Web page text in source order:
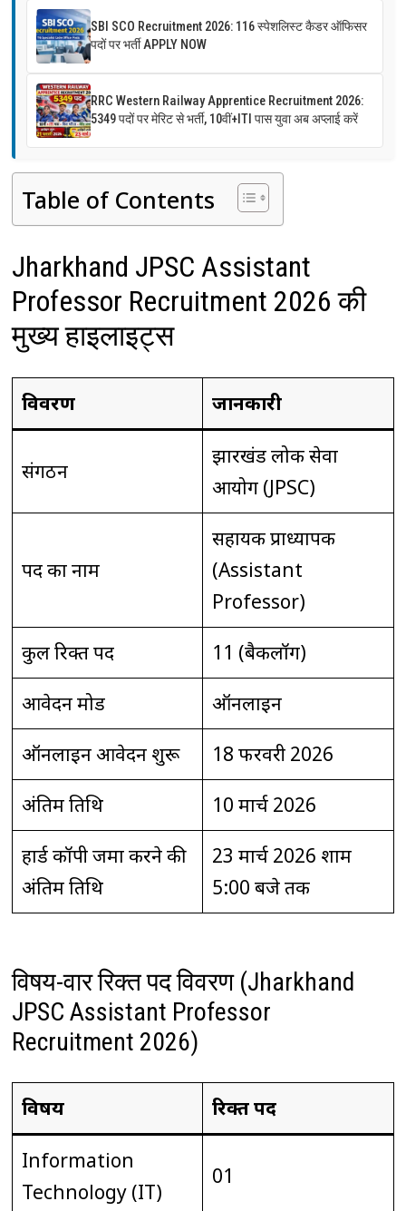
SBI SCO Recruitment 2026: 116 स्पेशलिस्ट कैडर ऑफिसर
पदों पर भर्ती APPLY NOW
RRC Western Railway Apprentice Recruitment 2026:
5349 पदों पर मेरिट से भर्ती, 10वीं+ITI पास युवा अब अप्लाई करें
Table of Contents
Jharkhand JPSC Assistant
Professor Recruitment 2026 की
मुख्य हाइलाइट्स
विवरण जानकारी
संगठन
झारखंड लोक सेवा
आयोग (JPSC)
पद का नाम
सहायक प्राध्यापक
(Assistant
Professor)
कुल रिक्त पद
11 (बैकलॉग)
आवेदन मोड
ऑनलाइन
ऑनलाइन आवेदन शुरू
18 फरवरी 2026
अंतिम तिथि
10 मार्च 2026
हार्ड कॉपी जमा करने की
अंतिम तिथि
23 मार्च 2026 शाम
5:00 बजे तक
विषय-वार रिक्त पद विवरण (Jharkhand
JPSC Assistant Professor
Recruitment 2026)
विषय रिक्त पद
Information
Technology (IT)
01